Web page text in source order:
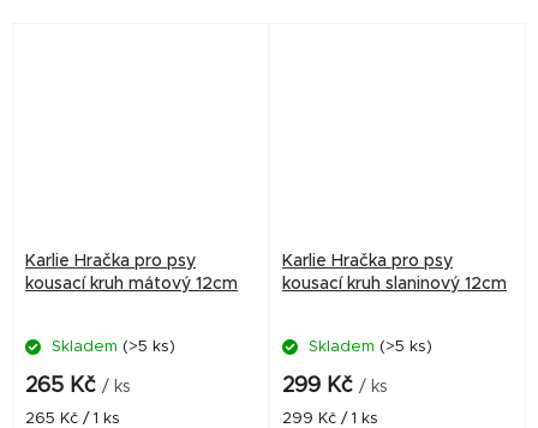
Karlie Hračka pro psy
kousací kruh mátový 12cm
Skladem (>5 ks)
265 Kč / ks
Měrná
265 Kč / 1 ks
Karlie Hračka pro psy
kousací kruh slaninový 12cm
Skladem (>5 ks)
299 Kč / ks
Měrná
299 Kč / 1 ks